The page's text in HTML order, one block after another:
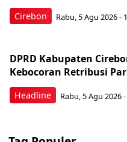
Cirebon Rabu, 5 Agu 2026 -
Headline
DPRD Kabupaten
Kebocoran Retribusi
Rabu, 5 Agu 2026